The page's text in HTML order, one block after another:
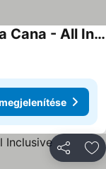
Moon Palace The Grand - Punta Cana - All Inclusive